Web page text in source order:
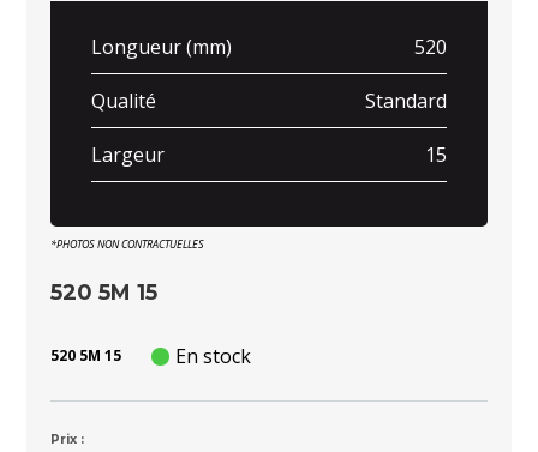
Longueur (mm) 520
Qualité Standard
Largeur 15
*PHOTOS NON CONTRACTUELLES
520 5M 15
520 5M 15 En stock
Prix :